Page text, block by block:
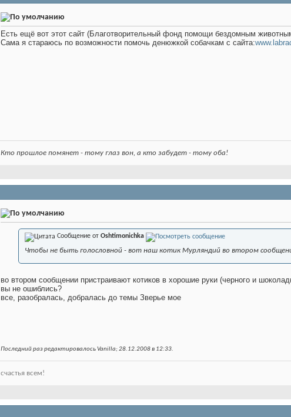
Есть ещё вот этот сайт (Благотворительный фонд помощи бездомным
Сама я стараюсь по возможности помочь денюжкой собачкам с сайта:
Кто прошлое помянет - тому глаз вон, а кто забудет - тому оба!
Сообщение от Oshtimonichka
Чтобы не быть голословной - вот наш котик Мурляндий во втором
во втором сообщении пристраивают котиков в хорошие руки (черного и
вы не ошиблись?
все, разобралась, добралась до темы Зверье мое
Последний раз редактировалось Vanilla; 28.12.2008 в 12:33.
счастья всем!